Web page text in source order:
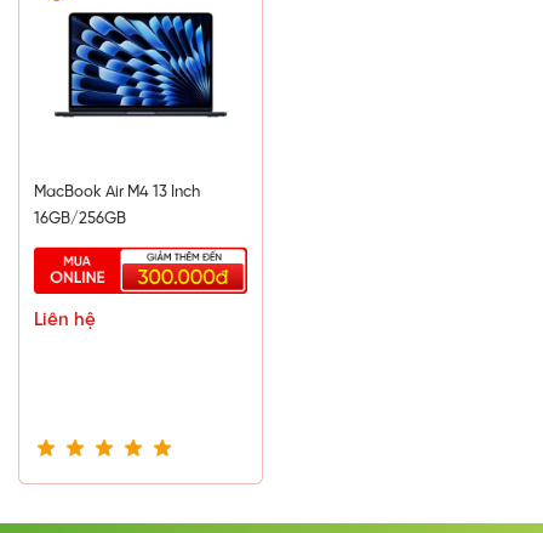
không cần tốn nhiều thời gian hay phải nhớ mật khẩu như
các kiểu bảo mật truyền thống.
mặt chức năng với khả năng di vuốt tuyệt vời, hỗ trợ cử chỉ và
từ chối lệnh khi mình lỡ đặt lòng bàn tay lên. Một trong
những thay đổi thú vị khác trên chiếc Air mới chính là lưới loa
MacBook Air M4 13 Inch
16GB/256GB
Liên hệ